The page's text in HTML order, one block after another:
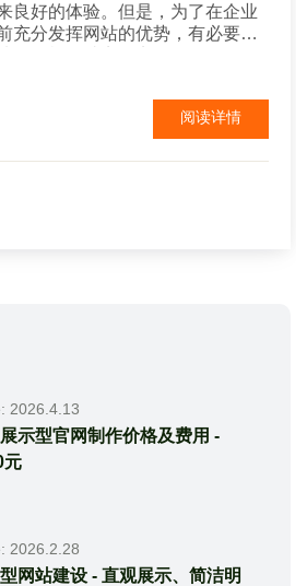
良好的体验。但是，为了在企业
充分发挥网站的优势，有必要仔
站点。 企业展示型网站
用百分比来制作适当的网站布
根据需要设置设备的大小，...
阅读详情
2026.4.13
示型官网制作价格及费用 -
元
2026.2.28
网站建设 - 直观展示、简洁明